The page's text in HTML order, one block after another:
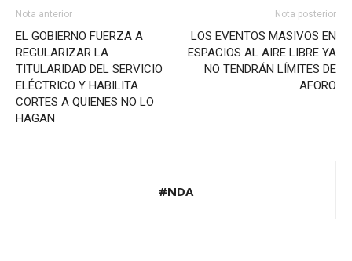
Nota anterior
EL GOBIERNO FUERZA A
REGULARIZAR LA
TITULARIDAD DEL SERVICIO
ELÉCTRICO Y HABILITA
CORTES A QUIENES NO LO
HAGAN
Nota posterior
LOS EVENTOS MASIVOS EN
ESPACIOS AL AIRE LIBRE YA
NO TENDRÁN LÍMITES DE
AFORO
#NDA